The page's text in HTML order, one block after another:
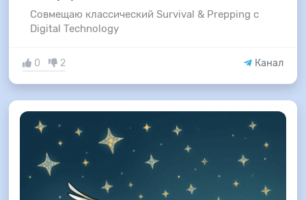
Совмещаю классический Survival & Prepping с
Digital Technology
0 2 Канал